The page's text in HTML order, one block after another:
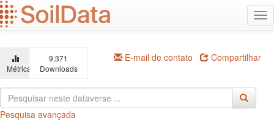
Ir
para
o
principal
Métricas
9,371
Downloads
E-mail de contato Compartilhar
Pesquisa avançada